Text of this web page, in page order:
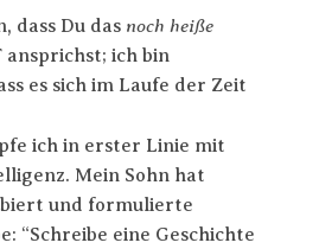
dass Du das noch heiße
ansprichst; ich bin
es sich im Laufe der Zeit
ich in erster Linie mit
Mein Sohn hat
und formulierte
“Schreibe eine Geschichte